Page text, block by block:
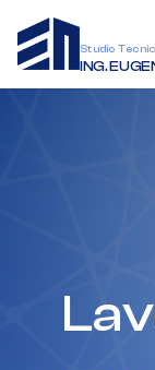
Studio
ING.